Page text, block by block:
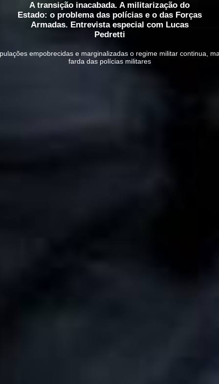
A transição inacabada. A militarização do
Estado: o problema das polícias e o das Forças
Armadas. Entrevista especial com Lucas
Pedretti
empobrecidas e marginalizadas o regime militar continua,
farda das polícias militares